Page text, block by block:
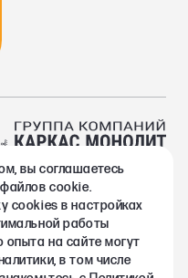
Монолит
данных
материалов
на данном сайте, носит
вы соглашаетесь
cookie.
сookies в настройках
работы
опыта на сайте могут
в том числе